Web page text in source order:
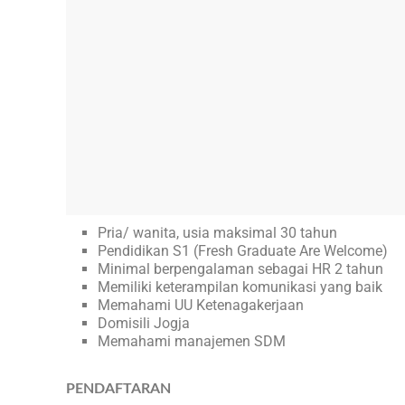
Pria/ wanita, usia maksimal 30 tahun
Pendidikan S1 (Fresh Graduate Are Welcome)
Minimal berpengalaman sebagai HR 2 tahun
Memiliki keterampilan komunikasi yang baik
Memahami UU Ketenagakerjaan
Domisili Jogja
Memahami manajemen SDM
PENDAFTARAN